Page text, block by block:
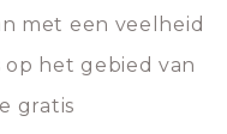
met een veelheid
het gebied van
gratis